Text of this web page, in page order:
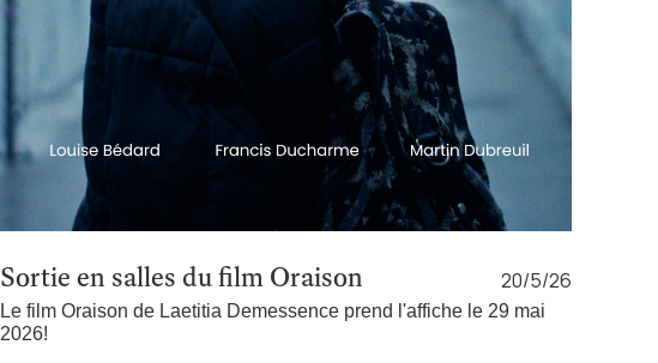
Sortie en salles du film Oraison 20/5/26
Le film Oraison de Laetitia Demessence prend l'affiche le 29 mai
2026!